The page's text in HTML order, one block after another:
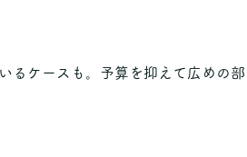
るケースも。予算を抑えて広めの部